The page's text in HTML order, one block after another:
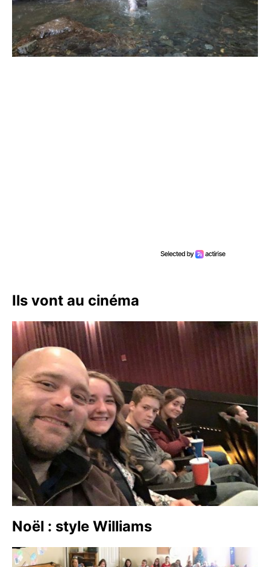
Ils vont au cinéma
Noël : style Williams